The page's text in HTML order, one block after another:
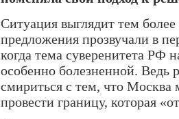
Ситуация выглядит тем
предложения прозвучали в
когда тема суверенитета РФ
особенно болезненной. Ведь
смириться с тем, что
провести границу, которая